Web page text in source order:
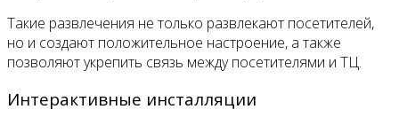
Такие развлечения не только развлекают посетителей,
но и создают положительное настроение, а также
позволяют укрепить связь между посетителями и ТЦ.
Интерактивные инсталляции